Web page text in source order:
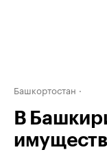
Башкортостан
В